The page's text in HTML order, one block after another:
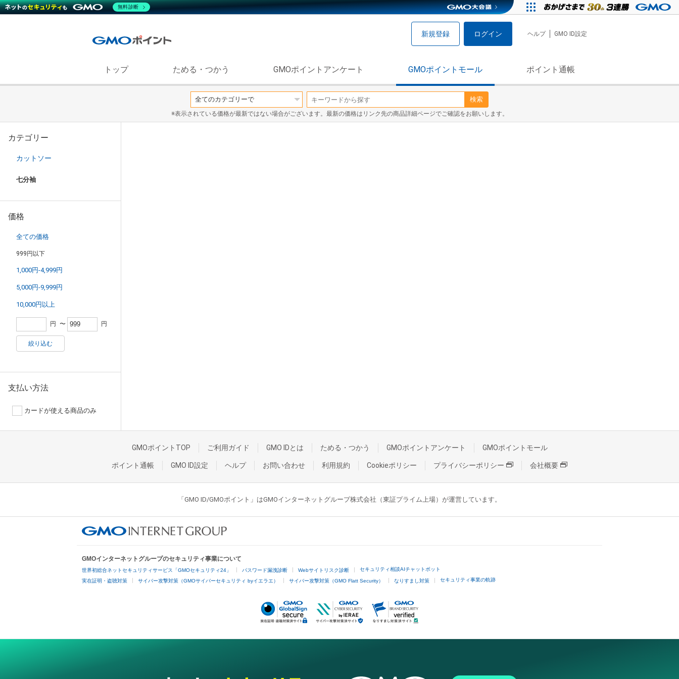
新規登録 ログイン ヘルプ GMO ID設定
トップ ためる・つかう GMOポイントアンケート GMOポイントモール ポイント通帳
検索
※表示されている価格が最新ではない場合がございます。最新の価格はリンク先の商品詳細ページでご確認をお願いします。
カテゴリー
カットソー
七分袖
価格
全ての価格
999円以下
1,000円-4,999円
5,000円-9,999円
10,000円以上
円 〜 円
絞り込む
支払い方法
カードが使える商品のみ
GMOポイントTOP ご利用ガイド GMO IDとは ためる・つかう GMOポイントアンケート GMOポイントモール
ポイント通帳 GMO ID設定 ヘルプ お問い合わせ 利用規約 Cookieポリシー プライバシーポリシー 会社概要
「GMO ID/GMOポイント」はGMOインターネットグループ株式会社（東証プライム上場）が運営しています。
GMOインターネットグループのセキュリティ事業について
世界初総合ネットセキュリティサービス「GMOセキュリティ24」 パスワード漏洩診断 Webサイトリスク診断 セキュリティ相談AIチャットボット
実在証明・盗聴対策 サイバー攻撃対策（GMOサイバーセキュリティ byイエラエ） サイバー攻撃対策（GMO Flatt Security） なりすまし対策 セキュリティ事業の軌跡
無料診断